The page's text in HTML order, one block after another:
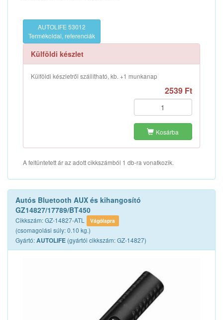
AUTOLIFE 53012
Termékoldal, referenciák
Külföldi készlet
Külföldi készletről szállítható, kb. +1 munkanap
2539 Ft
Kosárba
A feltüntetett ár az adott cikkszámból 1 db-ra vonatkozik.
Autós Bluetooth AUX és kihangosító
GZ14827/17789/BT450
Cikkszám: GZ-14827-ATL Vágólapra
(csomagolási súly: 0.10 kg.)
Gyártó:AUTOLIFE (gyártói cikkszám: GZ-14827)